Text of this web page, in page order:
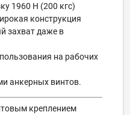
1960 Н (200 кгс)
конструкция
захват даже в
на рабочих
анкерных винтов.
креплением